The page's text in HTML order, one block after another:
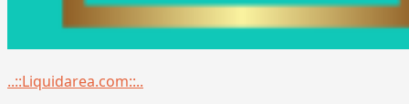
Menu
..::Liquidarea.com::..